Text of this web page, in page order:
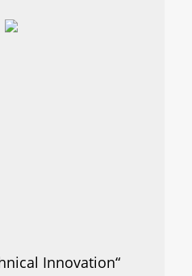
Innovation“